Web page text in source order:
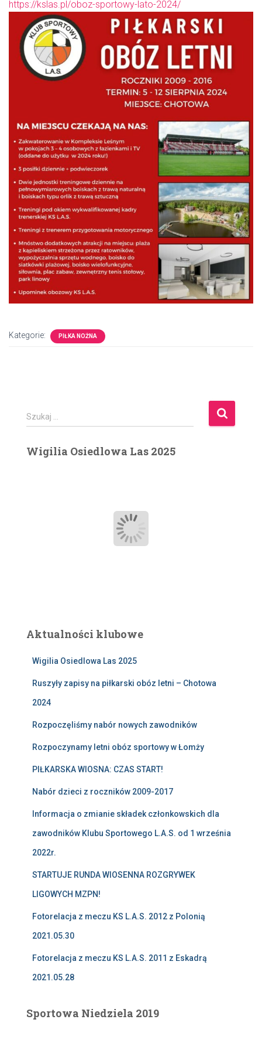
https://kslas.pl/oboz-sportowy-lato-2024/
Kategorie: PIŁKA NOŻNA
S
z
k
Szukaj …
Wigilia Osiedlowa Las 2025
Aktualności klubowe
Wigilia Osiedlowa Las 2025
Ruszyły zapisy na piłkarski obóz letni – Chotowa
2024
Rozpoczęliśmy nabór nowych zawodników
Rozpoczynamy letni obóz sportowy w Łomży
PIŁKARSKA WIOSNA: CZAS START!
Nabór dzieci z roczników 2009-2017
Informacja o zmianie składek członkowskich dla
zawodników Klubu Sportowego L.A.S. od 1 września
2022r.
STARTUJE RUNDA WIOSENNA ROZGRYWEK
LIGOWYCH MZPN!
Fotorelacja z meczu KS L.A.S. 2012 z Polonią
2021.05.30
Fotorelacja z meczu KS L.A.S. 2011 z Eskadrą
2021.05.28
Sportowa Niedziela 2019